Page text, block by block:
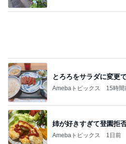
姉が好きすぎて登園拒
Amebaトピックス 1日前